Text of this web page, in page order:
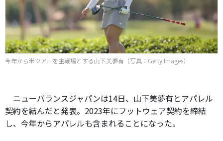
今年から米ツアーを主戦場とする山下美夢有（写真：Getty Images）
ニューバランスジャパンは14日、山下美夢有とアパレル
契約を結んだと発表。2023年にフットウェア契約を締結
し、今年からアパレルも含まれることになった。